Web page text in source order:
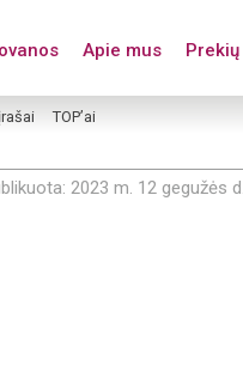
Apie mus
TOP’ai
2023 m. 12 gegužės